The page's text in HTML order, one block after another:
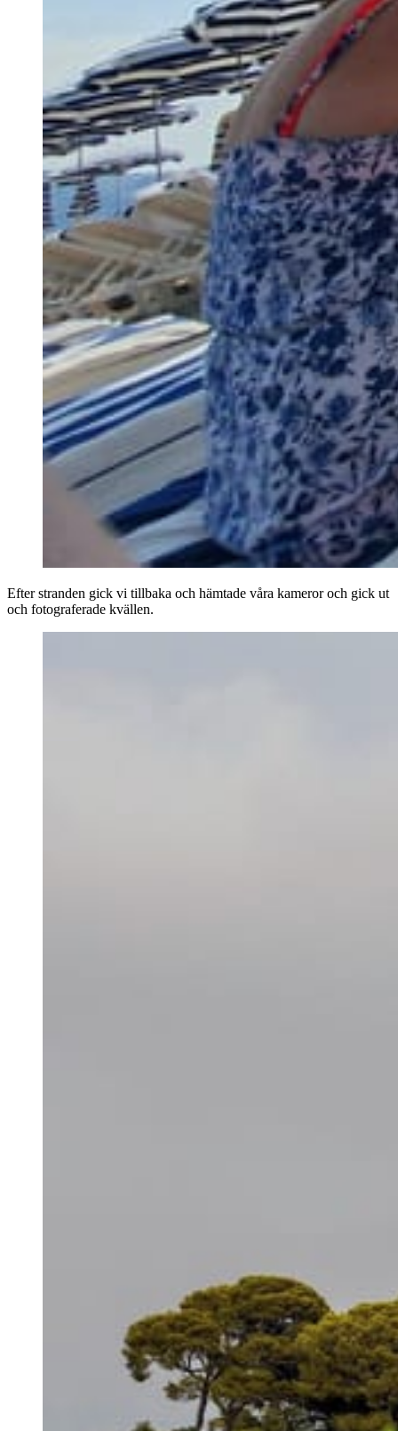
Efter stranden gick vi tillbaka och hämtade våra kameror och gick ut
och fotograferade kvällen.